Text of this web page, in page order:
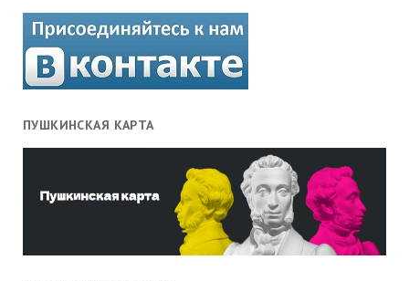
ПУШКИНСКАЯ КАРТА